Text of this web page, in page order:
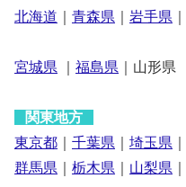
北海道
青森県 岩手県
宮城県 福島県 ｜山形県
関東地方
東京都
千葉県 埼玉県
群馬県
栃木県 山梨県